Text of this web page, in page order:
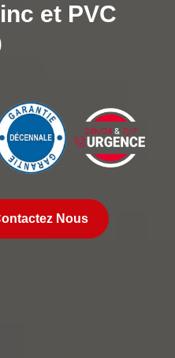
et PVC
Nous